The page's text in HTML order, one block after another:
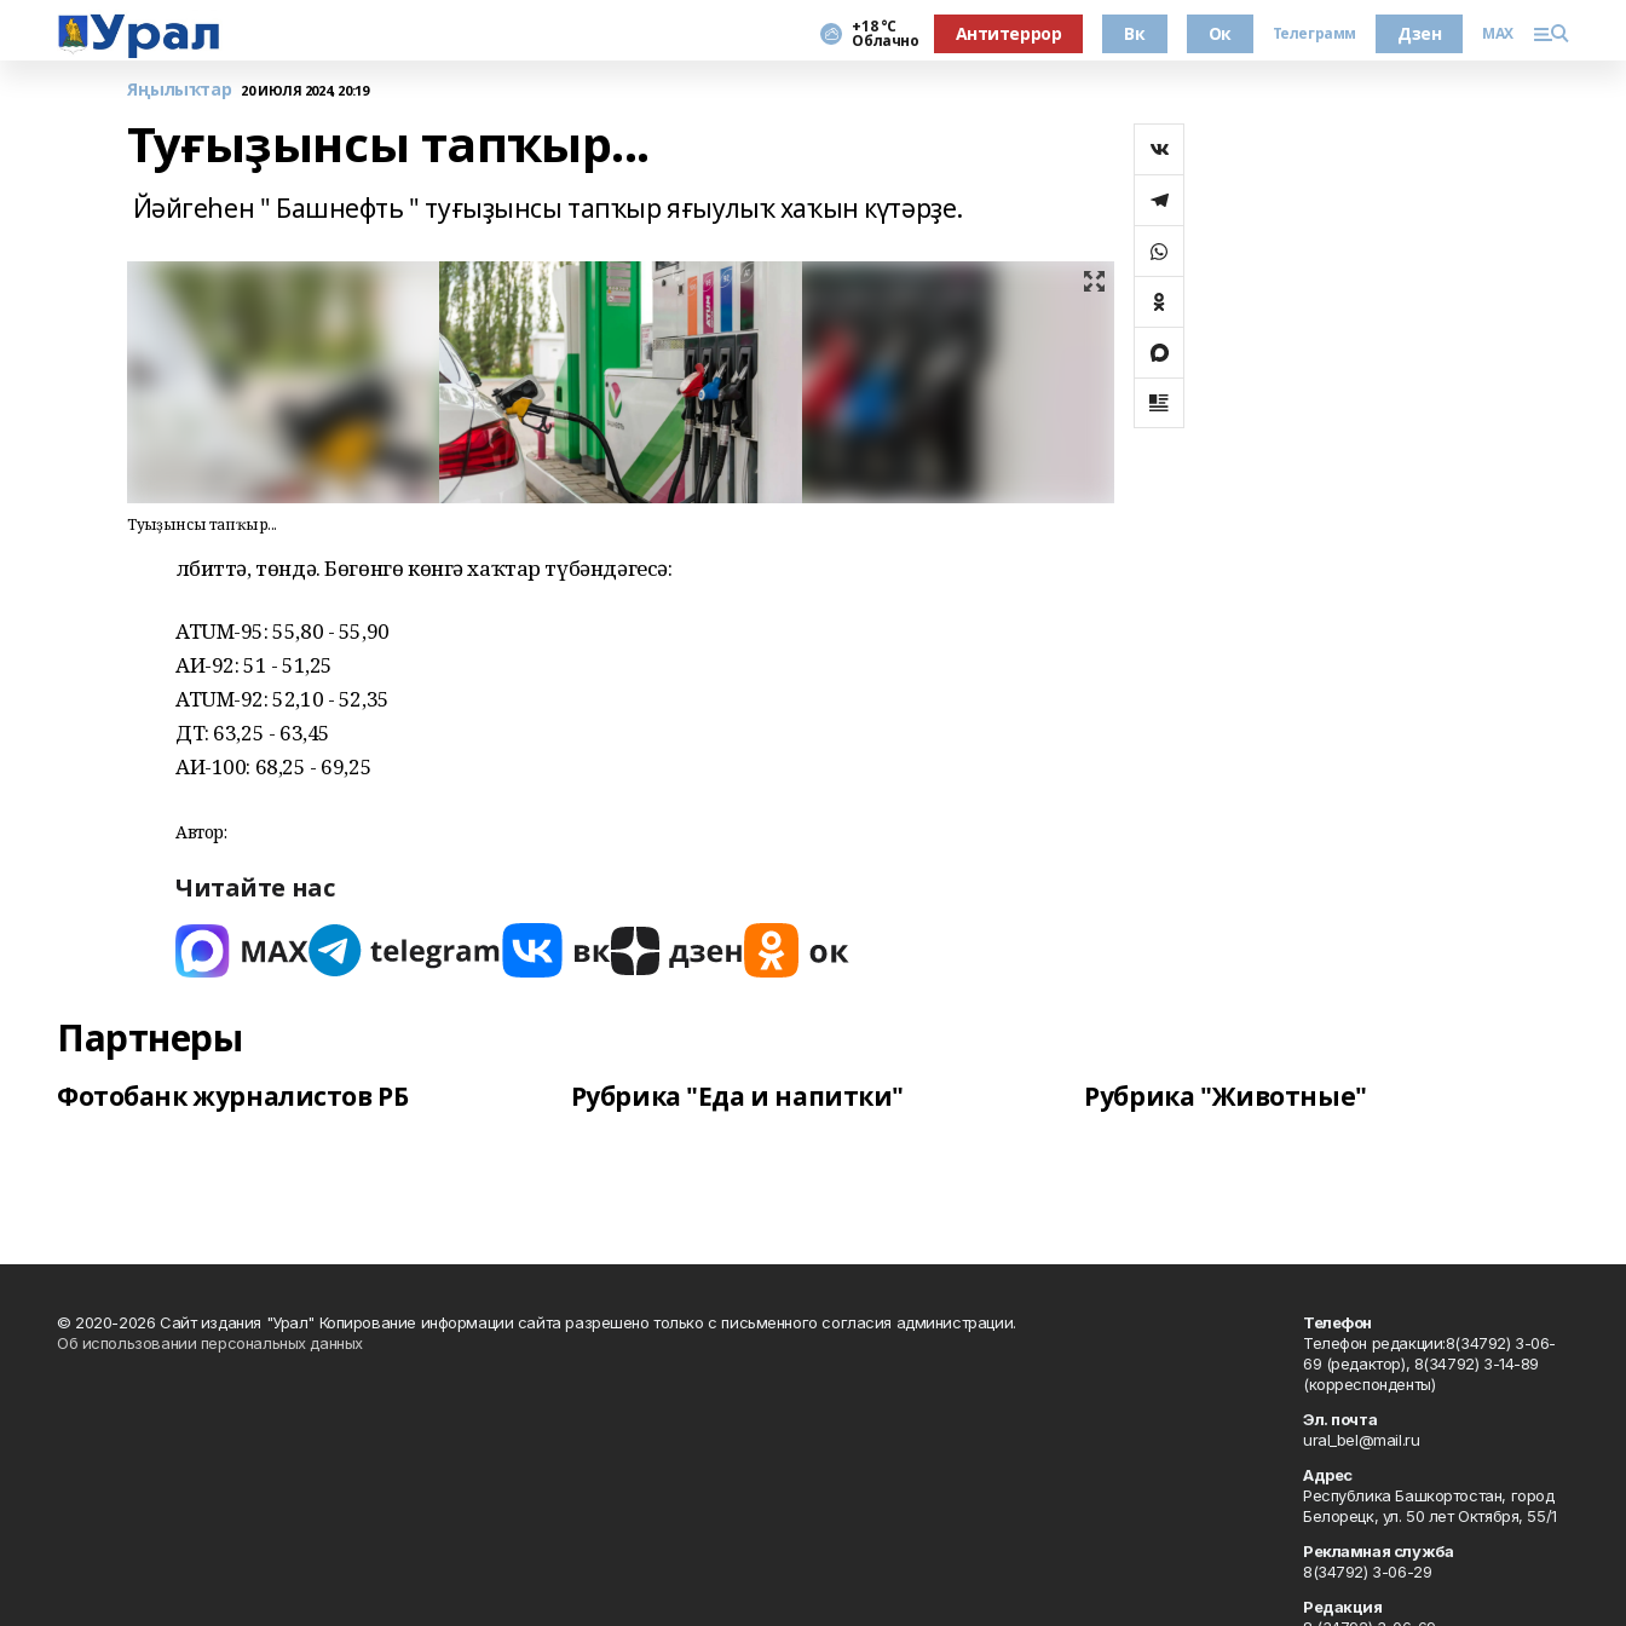
+18 °С
Облачно Антитеррор Вк Ок Телеграмм Дзен MAX
Яңылыҡтар 20 ИЮЛЯ 2024, 20:19
Туғыҙынсы тапҡыр...
Йәйгеһен " Башнефть " туғыҙынсы тапҡыр яғыулыҡ хаҡын күтәрҙе.
Туғыҙынсы тапҡыр...
Әлбиттә, төндә. Бөгөнгө көнгә хаҡтар түбәндәгесә:
ATUM-95: 55,80 - 55,90
АИ-92: 51 - 51,25
ATUM-92: 52,10 - 52,35
ДТ: 63,25 - 63,45
АИ-100: 68,25 - 69,25
Автор:
Читайте нас
Партнеры
Фотобанк журналистов РБ Рубрика "Еда и напитки" Рубрика "Животные"
© 2020-2026 Сайт издания "Урал" Копирование информации сайта разрешено только с письменного согласия администрации.
Об использовании персональных данных
Телефон
Телефон редакции:8(34792) 3-06-
69 (редактор), 8(34792) 3-14-89
(корреспонденты)
Эл. почта
ural_bel@mail.ru
Адрес
Республика Башкортостан, город
Белорецк, ул. 50 лет Октября, 55/1
Рекламная служба
8(34792) 3-06-29
Редакция